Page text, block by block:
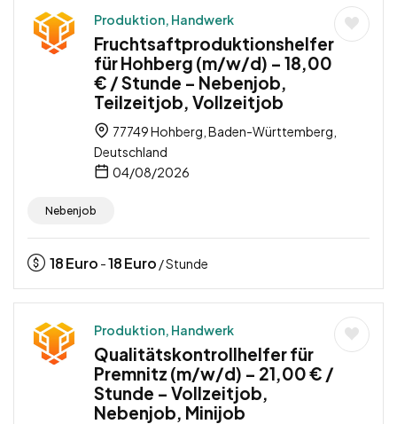
Produktion, Handwerk
Fruchtsaftproduktionshelfer
für Hohberg (m/w/d) – 18,00
€ / Stunde – Nebenjob,
Teilzeitjob, Vollzeitjob
77749 Hohberg, Baden-Württemberg,
Deutschland
04/08/2026
Nebenjob
18Euro -18Euro / Stunde
Produktion, Handwerk
Qualitätskontrollhelfer für
Premnitz (m/w/d) – 21,00 € /
Stunde – Vollzeitjob,
Nebenjob, Minijob